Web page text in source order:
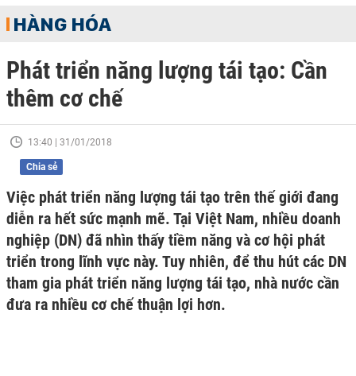
HÀNG HÓA
​Phát triển năng lượng tái tạo: Cần
thêm cơ chế
13:40 | 31/01/2018
Chia sẻ
Việc phát triển năng lượng tái tạo trên thế giới đang
diễn ra hết sức mạnh mẽ. Tại Việt Nam, nhiều doanh
nghiệp (DN) đã nhìn thấy tiềm năng và cơ hội phát
triển trong lĩnh vực này. Tuy nhiên, để thu hút các DN
tham gia phát triển năng lượng tái tạo, nhà nước cần
đưa ra nhiều cơ chế thuận lợi hơn.